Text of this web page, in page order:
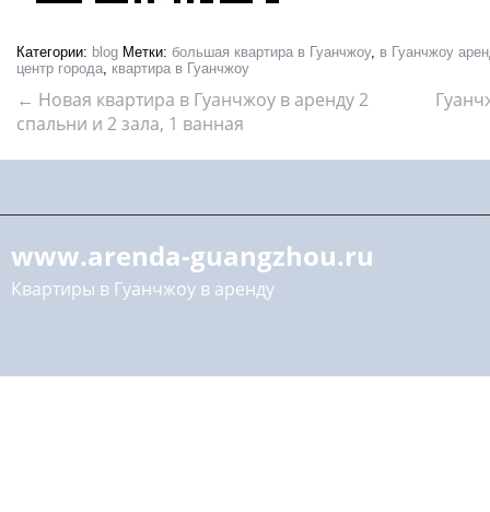
Категории: blog Метки: большая квартира в Гуанчжоу, в Гуанчжоу
центр города, квартира в Гуанчжоу
← Новая квартира в Гуанчжоу в аренду 2
спальни и 2 зала, 1 ванная
www.arenda-guangzhou.ru
Квартиры в Гуанчжоу в аренду